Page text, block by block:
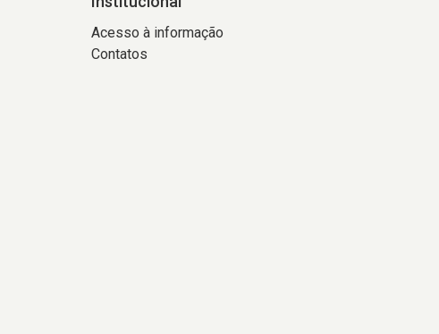
Acesso à informação
Contatos